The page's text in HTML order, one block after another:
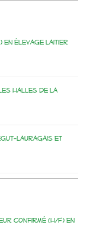
en élevage laitier
Halles de la
Lauragais et
confirmé (H/F) en